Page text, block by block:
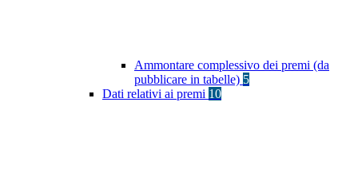
Ammontare complessivo dei premi (da
pubblicare in tabelle) 5
Dati relativi ai premi 10